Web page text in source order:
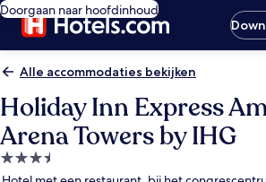
Doorgaan naar hoofdinhoud
Alle accommodaties bekijken
Holiday Inn Express
Arena Towers by IHG
3.5-
sterrenaccommodatie